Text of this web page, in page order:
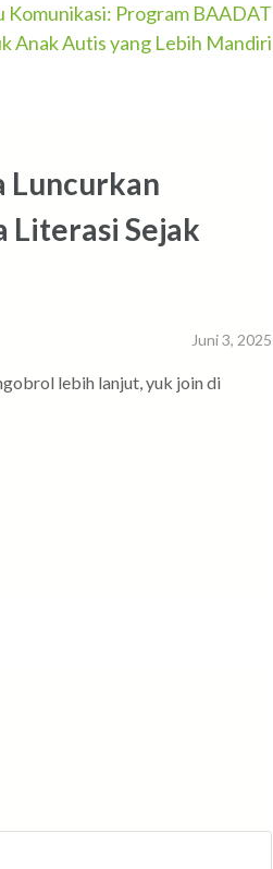
Komunikasi: Program BAADAT
Anak Autis yang Lebih Mandiri
Luncurkan
Literasi Sejak
Juni 3, 2025
lebih lanjut, yuk join di